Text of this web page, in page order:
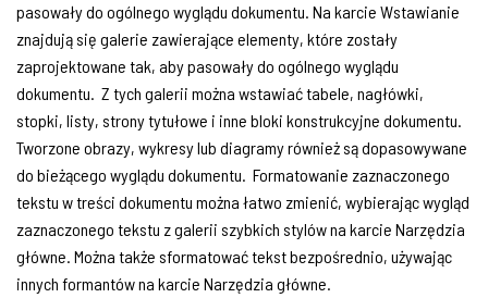
pasowały do ogólnego wyglądu dokumentu. Na karcie Wstawianie
znajdują się galerie zawierające elementy, które zostały
zaprojektowane tak, aby pasowały do ogólnego wyglądu
dokumentu. Z tych galerii można wstawiać tabele, nagłówki,
stopki, listy, strony tytułowe i inne bloki konstrukcyjne dokumentu.
Tworzone obrazy, wykresy lub diagramy również są dopasowywane
do bieżącego wyglądu dokumentu. Formatowanie zaznaczonego
tekstu w treści dokumentu można łatwo zmienić, wybierając wygląd
zaznaczonego tekstu z galerii szybkich stylów na karcie Narzędzia
główne. Można także sformatować tekst bezpośrednio, używając
innych formantów na karcie Narzędzia główne.